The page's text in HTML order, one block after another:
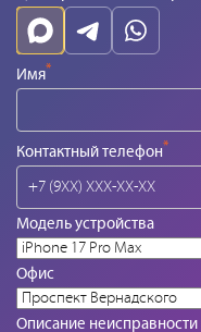
Имя*
Контактный телефон*
Модель устройства
Офис
Описание неисправности